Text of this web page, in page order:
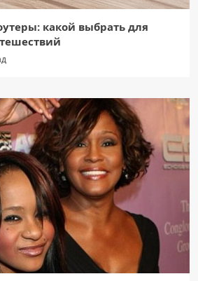
какой выбрать для